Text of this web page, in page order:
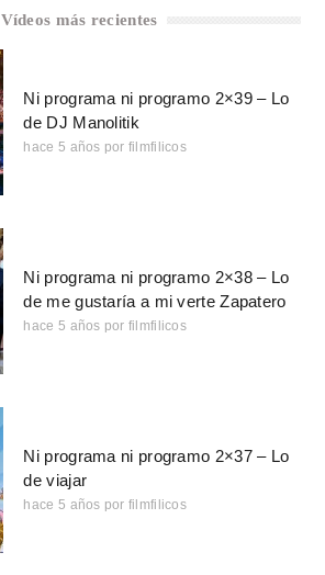
Vídeos más recientes
Ni programa ni programo 2×39 – Lo
de DJ Manolitik
hace 5 años por filmfilicos
Ni programa ni programo 2×38 – Lo
de me gustaría a mi verte Zapatero
hace 5 años por filmfilicos
Ni programa ni programo 2×37 – Lo
de viajar
hace 5 años por filmfilicos